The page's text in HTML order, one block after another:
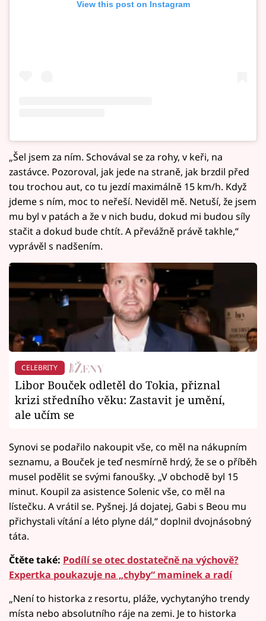
View this post on Instagram
„Šel jsem za ním. Schovával se za rohy, v keři, na
zastávce. Pozoroval, jak jede na straně, jak brzdil před
tou trochou aut, co tu jezdí maximálně 15 km/h. Když
jdeme s ním, moc to neřeší. Neviděl mě. Netuší, že jsem
mu byl v patách a že v nich budu, dokud mi budou síly
stačit a dokud bude chtít. A převážně právě takhle,“
vyprávěl s nadšením.
CELEBRITY
Libor Bouček odletěl do Tokia, přiznal
krizi středního věku: Zastavit je umění,
ale učím se
Synovi se podařilo nakoupit vše, co měl na nákupním
seznamu, a Bouček je teď nesmírně hrdý, že se o příběh
musel podělit se svými fanoušky. „V obchodě byl 15
minut. Koupil za asistence Solenic vše, co měl na
lístečku. A vrátil se. Pyšnej. Já dojatej, Gabi s Beou mu
přichystali vítání a léto plyne dál,“ doplnil dvojnásobný
táta.
Čtěte také: Podílí se otec dostatečně na výchově?
Expertka poukazuje na „chyby“ maminek a radí
„Není to historka z resortu, pláže, vychytanýho trendy
místa nebo absolutního ráje na zemi. Je to historka